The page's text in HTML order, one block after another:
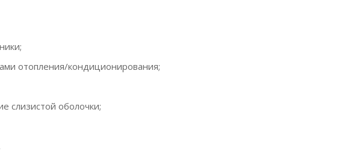
отопления/кондиционирования;
слизистой оболочки;